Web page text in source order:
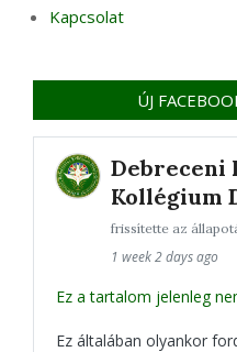
Kapcsolat
ÚJ
Debreceni
Kollégium
frissítette az
1 week 2 days ago
Ez a tartalom jelenleg
Ez általában olyankor